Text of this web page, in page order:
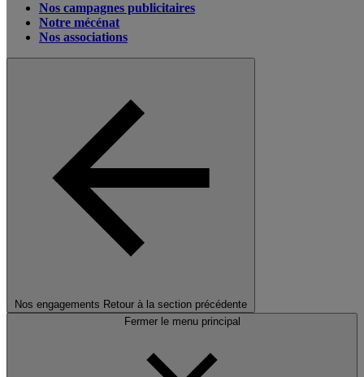
Nos campagnes publicitaires
Notre mécénat
Nos associations
Nos engagements Retour à la section précédente
Fermer le menu principal